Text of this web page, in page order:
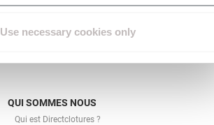
Use necessary cookies only
QUI SOMMES NOUS
Qui est Directclotures ?